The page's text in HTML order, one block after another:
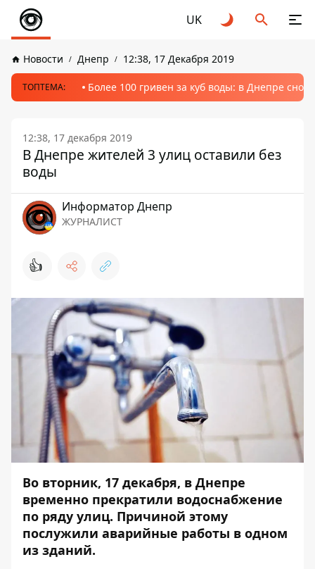
UK
Новости Днепр 12:38, 17 Декабря 2019
ТОПТЕМА: Более 100 гривен за куб воды: в Днепре
12:38, 17 декабря 2019
В Днепре жителей 3 улиц оставили без
воды
Информатор Днепр
ЖУРНАЛИСТ
👍
Во вторник, 17 декабря, в Днепре
временно прекратили водоснабжение
по ряду улиц. Причиной этому
послужили аварийные работы в одном
из зданий.